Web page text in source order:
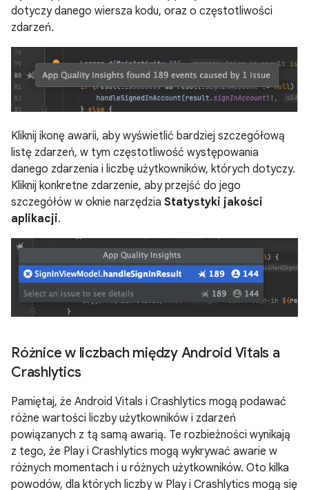
dotyczy danego wiersza kodu, oraz o częstotliwości
zdarzeń.
Kliknij ikonę awarii, aby wyświetlić bardziej szczegółową
listę zdarzeń, w tym częstotliwość występowania
danego zdarzenia i liczbę użytkowników, których dotyczy.
Kliknij konkretne zdarzenie, aby przejść do jego
szczegółów w oknie narzędzia Statystyki jakości
aplikacji.
Różnice w liczbach między Android Vitals a
Crashlytics
Pamiętaj, że Android Vitals i Crashlytics mogą podawać
różne wartości liczby użytkowników i zdarzeń
powiązanych z tą samą awarią. Te rozbieżności wynikają
z tego, że Play i Crashlytics mogą wykrywać awarie w
różnych momentach i u różnych użytkowników. Oto kilka
powodów, dla których liczby w Play i Crashlytics mogą się